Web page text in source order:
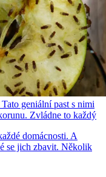
geniální past s nimi
Zvládne to každý
domácnosti. A
se jich zbavit. Několik